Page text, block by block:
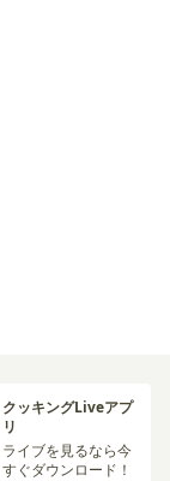
クッキングLiveアプ
リ
ライブを見るなら今
すぐダウンロード！